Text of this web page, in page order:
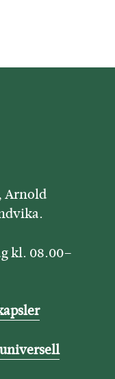
Arnold
kl. 08.00–